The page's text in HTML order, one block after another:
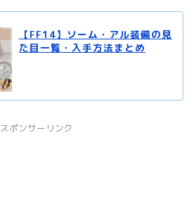
【FF14】ソーム・アル装備の見
た目一覧・入手方法まとめ
スポンサーリンク